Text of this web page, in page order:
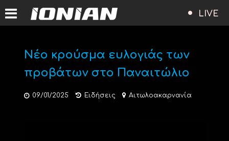
LIVE
Νέο κρούσμα ευλογιάς των
προβάτων στο Παναιτώλιο
09/01/2025 Ειδήσεις Αιτωλοακαρνανία